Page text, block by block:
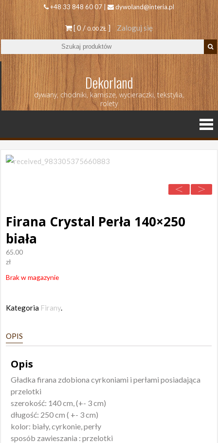
+48 33 848 60 07 | dywoland@interia.pl
[ 0 /0.00 ZŁ ] Zaloguj się
Dekorland
dywany, chodniki, karnisze, wycieraczki, tekstylia,
rolety
Firana Crystal Perła 140×250
biała
65.00
zł
Brak w magazynie
Kategoria Firany.
OPIS
Opis
Gładka firana zdobiona cyrkoniami i perłami posiadająca
przelotki
szerokość: 140 cm, (+- 3 cm)
długość: 250 cm ( +- 3 cm)
kolor: biały, cyrkonie, perły
sposób zawieszania : przelotki